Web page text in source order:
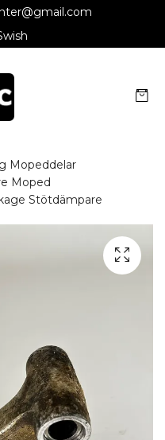
Mopeddelar
Moped
Stötdämpare